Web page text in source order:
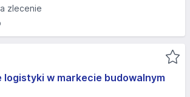
zlecenie
logistyki w markecie budowalnym